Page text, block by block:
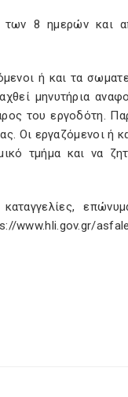
των 8 ημερών και
ή και τα
μηνυτήρια
του εργοδότη.
Οι εργαζόμενοι ή
τμήμα και να